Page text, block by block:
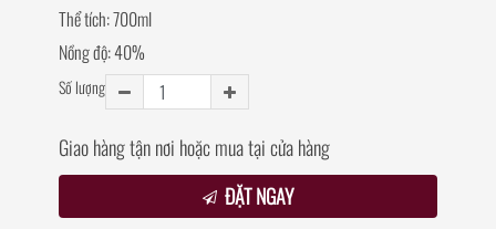
Thể tích: 700ml
Nồng độ: 40%
Số lượng
Giao hàng tận nơi hoặc mua tại cửa hàng
ĐẶT NGAY